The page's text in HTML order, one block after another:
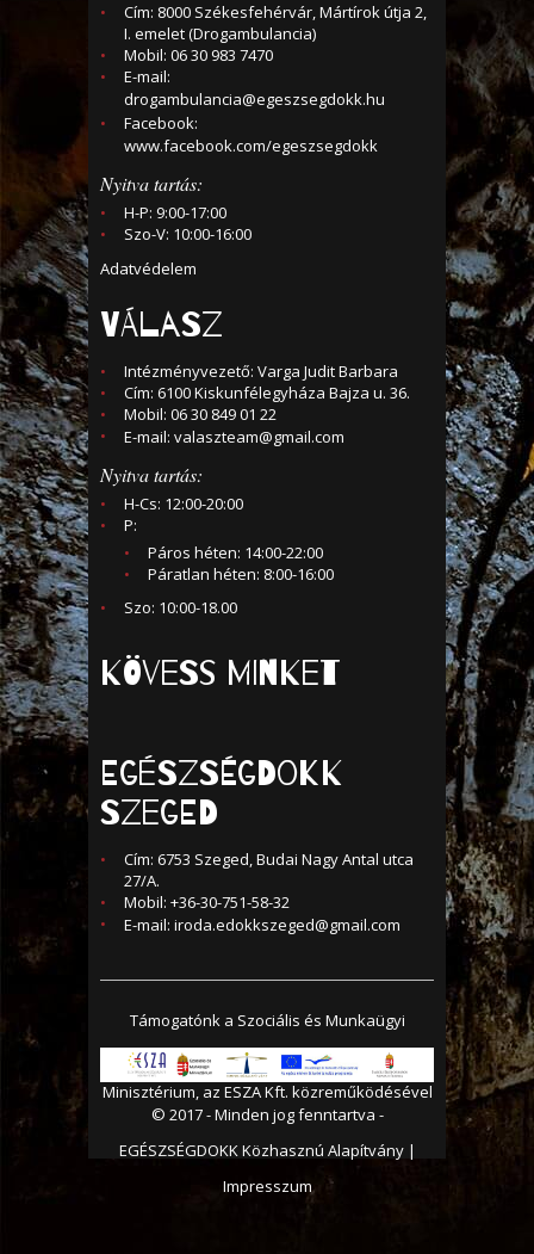
Cím: 8000 Székesfehérvár, Mártírok útja 2,
I. emelet (Drogambulancia)
Mobil: 06 30 983 7470
E-mail:
drogambulancia@egeszsegdokk.hu
Facebook:
www.facebook.com/egeszsegdokk
Nyitva tartás:
H-P: 9:00-17:00
Szo-V: 10:00-16:00
Adatvédelem
VÁLASZ
Intézményvezető: Varga Judit Barbara
Cím: 6100 Kiskunfélegyháza Bajza u. 36.
Mobil: 06 30 849 01 22
E-mail: valaszteam@gmail.com
Nyitva tartás:
H-Cs: 12:00-20:00
P:
Páros héten: 14:00-22:00
Páratlan héten: 8:00-16:00
Szo: 10:00-18.00
KÖVESS MINKET
Egészségdokk
Szeged
Cím: 6753 Szeged, Budai Nagy Antal utca
27/A.
Mobil: +36-30-751-58-32
E-mail: iroda.edokkszeged@gmail.com
Támogatónk a Szociális és Munkaügyi
Minisztérium és a Nemzeti Erőforrás
Minisztérium, az ESZA Kft. közreműködésével
© 2017 - Minden jog fenntartva -
EGÉSZSÉGDOKK Közhasznú Alapítvány |
Impresszum